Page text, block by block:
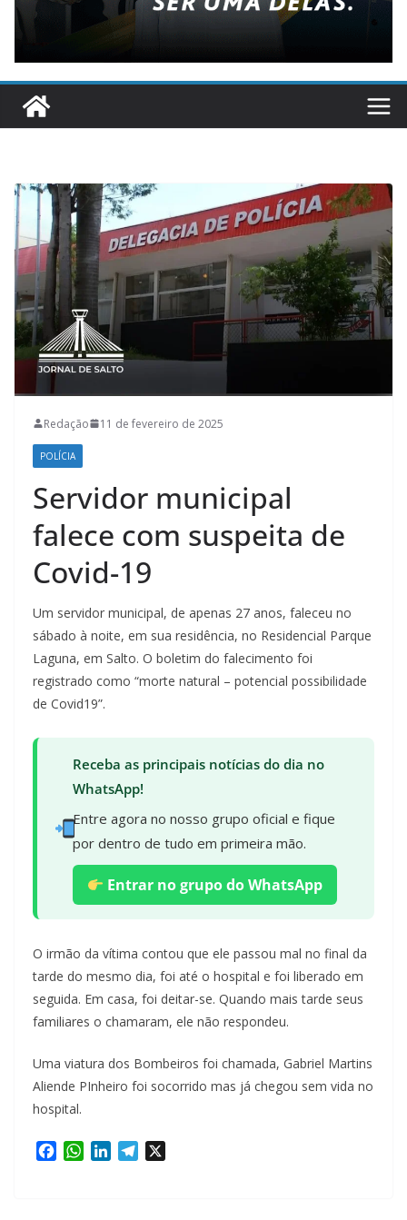
Redação 11 de fevereiro de 2025
POLÍCIA
Servidor municipal
falece com suspeita de
Covid-19
Um servidor municipal, de apenas 27 anos, faleceu no
sábado à noite, em sua residência, no Residencial Parque
Laguna, em Salto. O boletim do falecimento foi
registrado como “morte natural – potencial possibilidade
de Covid19”.
Receba as principais notícias do dia no
WhatsApp!
Entre agora no nosso grupo oficial e fique
por dentro de tudo em primeira mão.
Entrar no grupo do WhatsApp
O irmão da vítima contou que ele passou mal no final da
tarde do mesmo dia, foi até o hospital e foi liberado em
seguida. Em casa, foi deitar-se. Quando mais tarde seus
familiares o chamaram, ele não respondeu.
Uma viatura dos Bombeiros foi chamada, Gabriel Martins
Aliende PInheiro foi socorrido mas já chegou sem vida no
hospital.
W